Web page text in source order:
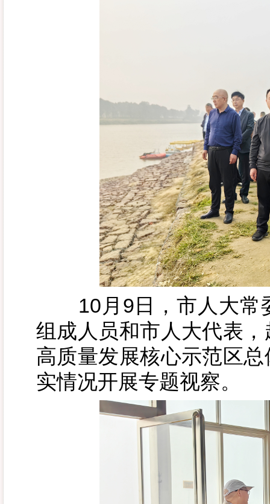
10月9日，市人大常
组成人员和市人大代表
高质量发展核心示范区
实情况开展专题视察。